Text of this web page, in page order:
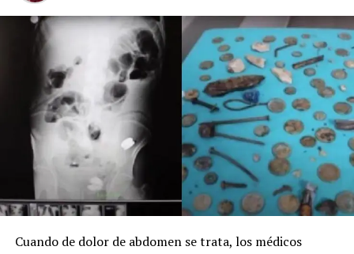
Cuando de dolor de abdomen se trata, los médicos